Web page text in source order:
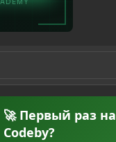
🚀 Первый раз на
Codeby?